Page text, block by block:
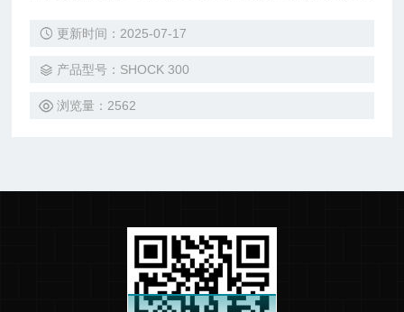
（如精密电子产品的生产和装配线，IC制造，通信和计算机组
测量和记录多达4,192,254个测量值。该存储介质是非易失性
固态存储器，即使电池电量耗尽也可提供大的数据安全性。
更新时间：2025-07-17
产品型号：SHOCK 300
浏览量：2562